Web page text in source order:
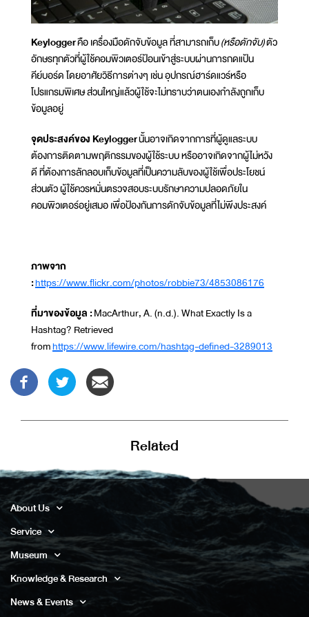
Keyloggerคือ เครื่องมือดักจับข้อมูล ที่สามารถเก็บ(หรือดักจับ)ตัว
อักษรทุกตัวที่ผู้ใช้คอมพิวเตอร์ป้อนเข้าสู่ระบบผ่านการกดแป้น
คีย์บอร์ด โดยอาศัยวิธีการต่างๆ เช่น อุปกรณ์ฮาร์ดแวร์หรือ
โปรแกรมพิเศษ ส่วนใหญ่แล้วผู้ใช้จะไม่ทราบว่าตนเองกำลังถูกเก็บ
ข้อมูลอยู่
จุดประสงค์ของ Keyloggerนั้นอาจเกิดจากการที่ผู้ดูแลระบบ
ต้องการติดตามพฤติกรรมของผู้ใช้ระบบ หรืออาจเกิดจากผู้ไม่หวัง
ดี ที่ต้องการลักลอบเก็บข้อมูลที่เป็นความลับของผู้ใช้เพื่อประโยชน์
ส่วนตัว ผู้ใช้ควรหมั่นตรวจสอบระบบรักษาความปลอดภัยใน
คอมพิวเตอร์อยู่เสมอ เพื่อป้องกันการดักจับข้อมูลที่ไม่พึงประสงค์
ภาพจาก
:https://www.flickr.com/photos/robbie73/4853086176
ที่มาของข้อมูล :MacArthur, A. (n.d.). What Exactly Is a
Hashtag? Retrieved
fromhttps://www.lifewire.com/hashtag-defined-3289013
Related
About Us
Service
Museum
Knowledge & Research
News & Events